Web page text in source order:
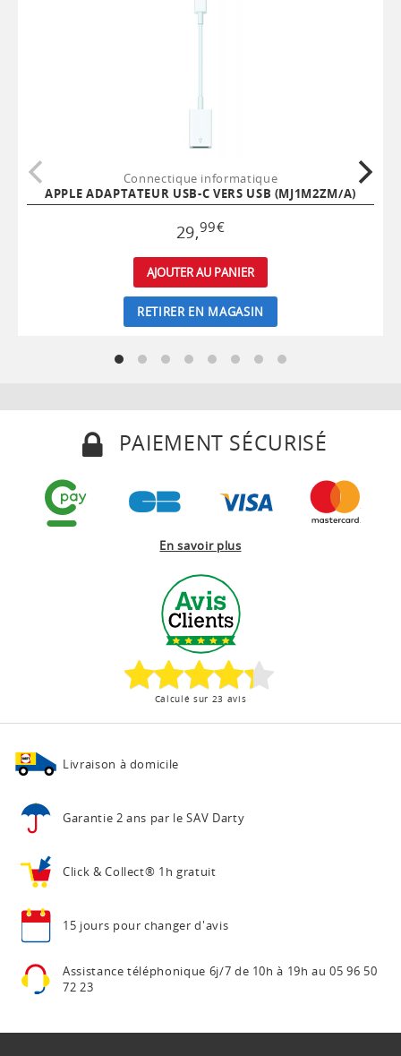
Connectique informatique
APPLE ADAPTATEUR USB-C VERS USB (MJ1M2ZM/A)
29,99€
AJOUTER AU PANIER
RETIRER EN MAGASIN
PAIEMENT SÉCURISÉ
En savoir plus
Calculé sur 23 avis
Livraison à domicile
Garantie 2 ans par le SAV Darty
Click & Collect® 1h gratuit
15 jours pour changer d'avis
Assistance téléphonique 6j/7 de 10h à 19h au 05 96 50
72 23